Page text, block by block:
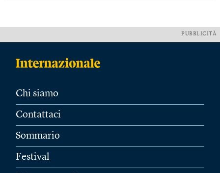
PUBBLICITÀ
Chi siamo
Contattaci
Sommario
Festival